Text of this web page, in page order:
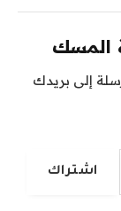
المسك
إلى بريدك
اشتراك